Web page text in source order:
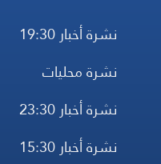
نشرة أخبار 19:30
نشرة محليات
نشرة أخبار 23:30
نشرة أخبار 15:30